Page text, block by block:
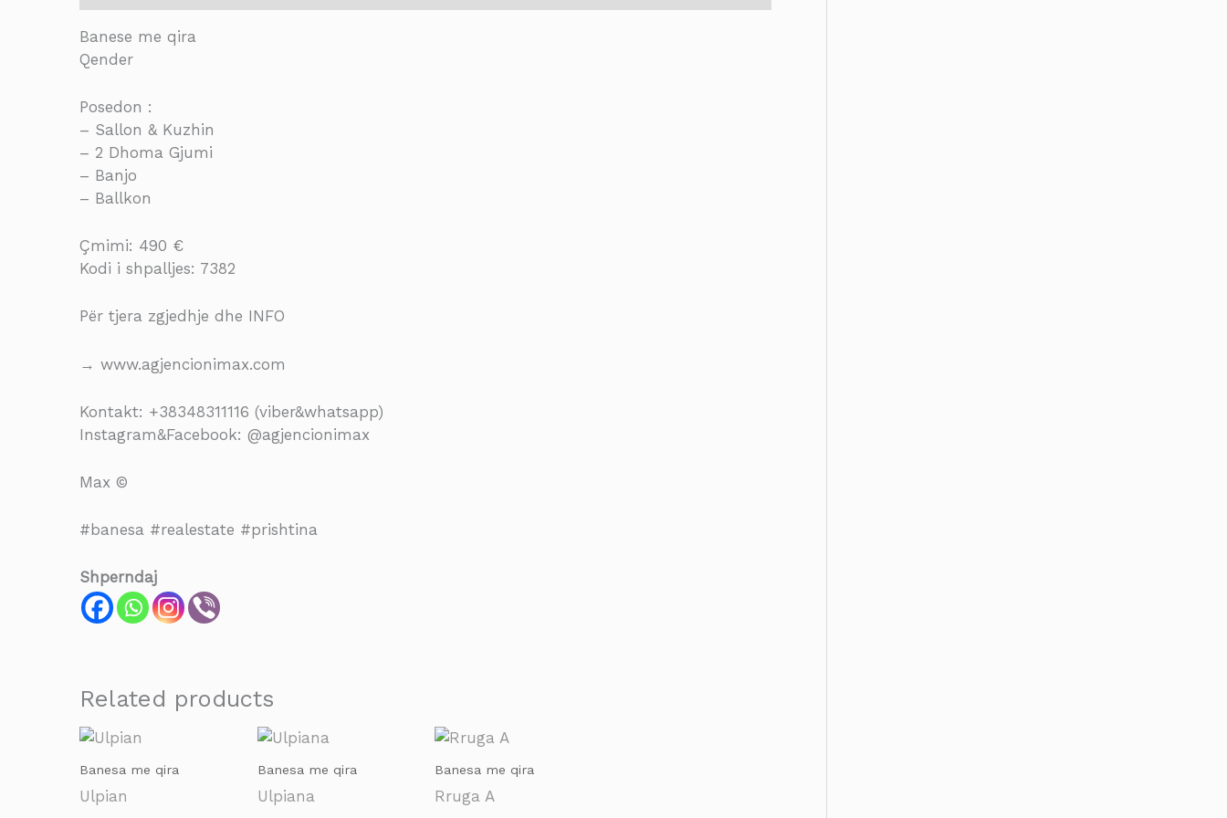
Banese me qira
Qender
Posedon :
– Sallon & Kuzhin
– 2 Dhoma Gjumi
– Banjo
– Ballkon
Çmimi: 490 €
Kodi i shpalljes: 7382
Për tjera zgjedhje dhe INFO
→ www.agjencionimax.com
Kontakt: +38348311116 (viber&whatsapp)
Instagram&Facebook: @agjencionimax
Max ©
#banesa #realestate #prishtina
Shperndaj
Related products
Banesa me qira
Ulpian
Banesa me qira
Ulpiana
Banesa me qira
Rruga A